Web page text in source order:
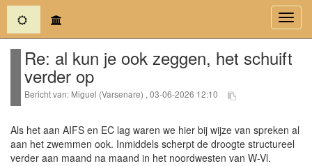
(current)
Re: al kun je ook zeggen, het schuift
verder op
Bericht van: Miguel (Varsenare) , 03-06-2026 12:10
Als het aan AIFS en EC lag waren we hier bij wijze van spreken al
aan het zwemmen ook. Inmiddels scherpt de droogte structureel
verder aan maand na maand in het noordwesten van W-Vl.